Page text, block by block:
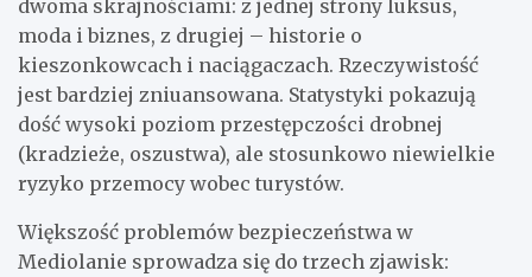
dwoma skrajnościami: z jednej strony luksus,
moda i biznes, z drugiej – historie o
kieszonkowcach i naciągaczach. Rzeczywistość
jest bardziej zniuansowana. Statystyki pokazują
dość wysoki poziom przestępczości drobnej
(kradzieże, oszustwa), ale stosunkowo niewielkie
ryzyko przemocy wobec turystów.
Większość problemów bezpieczeństwa w
Mediolanie sprowadza się do trzech zjawisk: